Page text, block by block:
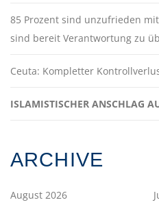
85 Prozent sind unzufrieden
sind bereit Verantwortung zu
Ceuta: Kompletter
ISLAMISTISCHER ANSCHLAG
ARCHIVE
August 2026